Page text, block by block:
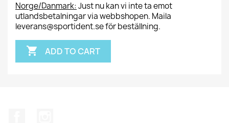
Norge/Danmark: Just nu kan vi inte ta emot
utlandsbetalningar via webbshopen. Maila
leverans@sportident.se för beställning.
 ADD TO CART